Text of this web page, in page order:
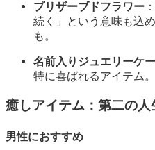
プリザーブドフラワー
続く」という意味も込
も。
名前入りジュエリーケ
特に喜ばれるアイテム。
癒しアイテム：第二の
男性におすすめ